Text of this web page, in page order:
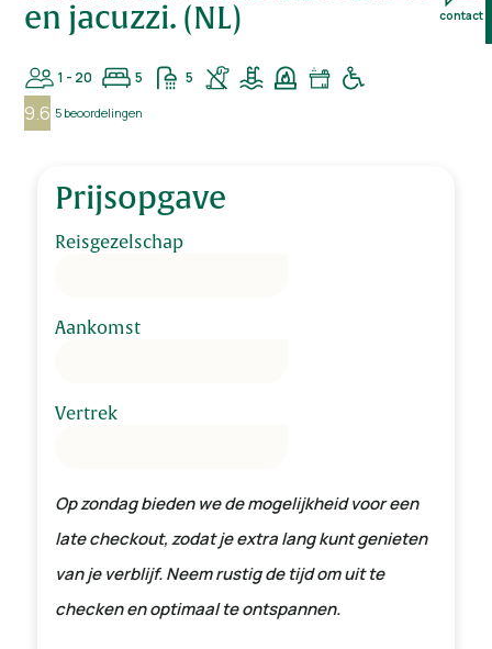
en jacuzzi. (NL)
1 - 20 5 5
9.6 5 beoordelingen
Prijsopgave
Reisgezelschap
Aankomst
Vertrek
Op zondag bieden we de mogelijkheid voor een
late checkout, zodat je extra lang kunt genieten
van je verblijf. Neem rustig de tijd om uit te
checken en optimaal te ontspannen.
contact